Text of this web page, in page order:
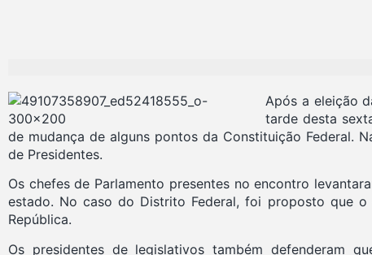
Após a eleição
tarde desta
de mudança de alguns pontos da Constituição Federal.
de Presidentes.
Os chefes de Parlamento presentes no encontro
estado. No caso do Distrito Federal, foi proposto que
República.
Os presidentes de legislativos também defenderam